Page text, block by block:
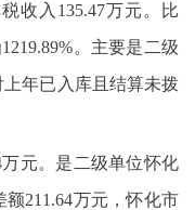
收入135.47万元。比
。主要是二级
年已入库且结算未拨
元。是二级单位怀化
211.64万元，怀化市